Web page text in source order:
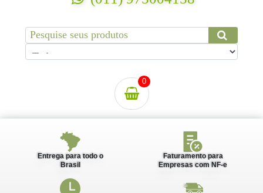
0
Entrega para todo o
Brasil
Faturamento para
Empresas com NF-e